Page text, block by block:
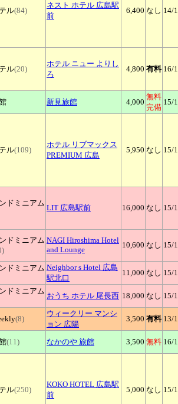
ル(84)
ネスト ホテル 広島駅
前
6,400 なし 14/
ル(20)
ホテル ニュー よりし
ろ
4,800 有料 16/
新見旅館 4,000
無料
完備
15/
ル(109)
ホテル リブマックス
PREMIUM 広島
5,950 なし 15/
ドミニアム
LIT 広島駅前 16,000 なし 15/
ドミニアム NAGI Hiroshima Hotel
and Lounge
10,600 なし 15/
ドミニアム Neighbors Hotel 広島
駅北口
11,000 なし 15/
ドミニアム
おうち ホテル 尾長西 18,000 なし 15/
(8)
ウィークリー マンシ
ョン 広陽
3,500 有料 13/
(11) なかのや 旅館 3,500 無料 16/
ル(250)
KOKO HOTEL 広島駅
前
5,000 なし 15/